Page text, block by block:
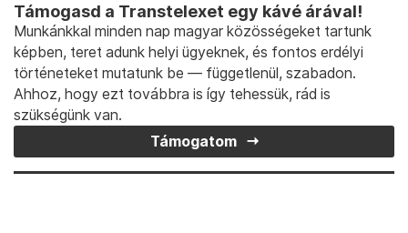
Támogasd a Transtelexet egy kávé árával!
Munkánkkal minden nap magyar közösségeket tartunk
képben, teret adunk helyi ügyeknek, és fontos erdélyi
történeteket mutatunk be — függetlenül, szabadon.
Ahhoz, hogy ezt továbbra is így tehessük, rád is
szükségünk van.
Támogatom